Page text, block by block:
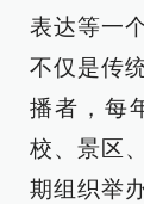
表达等一
不仅是传
播者，每
校、景区
期组织举